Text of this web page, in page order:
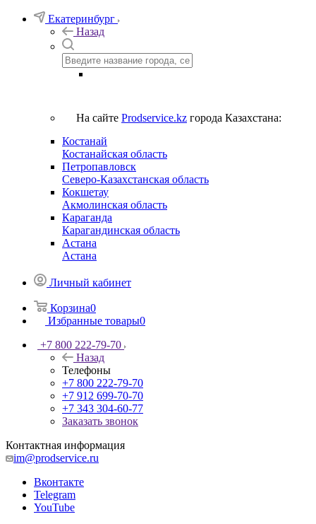
Екатеринбург
Назад
На сайте Prodservice.kz города Казахстана:
Костанай
Костанайская область
Петропавловск
Северо-Казахстанская область
Кокшетау
Акмолинская область
Караганда
Карагандинская область
Астана
Астана
Личный кабинет
Корзина0
Избранные товары0
+7 800 222-79-70
Назад
Телефоны
+7 800 222-79-70
+7 912 699-70-70
+7 343 304-60-77
Заказать звонок
Контактная информация
im@prodservice.ru
Вконтакте
Telegram
YouTube